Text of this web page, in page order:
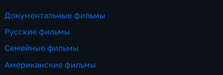
Документальные фильмы
Русские фильмы
Семейные фильмы
Американские фильмы